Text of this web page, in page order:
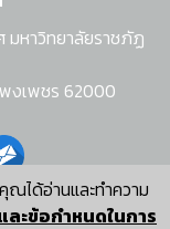
ณได้อ่านและทำความ
ะข้อกำหนดในการ
มหาวิทยาลัยราชภัฏ
พงเพชร 62000
า